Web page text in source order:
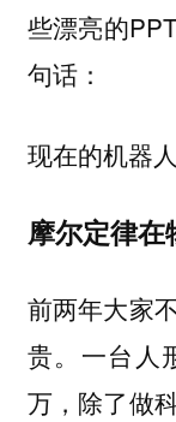
些漂亮的
句话：
现在的机器
摩尔定律在
前两年大家
贵。一台人
万，除了做